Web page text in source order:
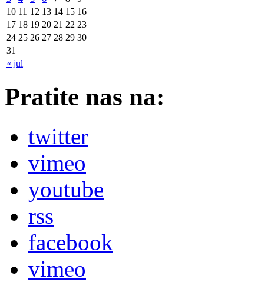
« jul
10 11 12 13 14 15 16
17 18 19 20 21 22 23
24 25 26 27 28 29 30
31
Pratite nas na:
twitter
vimeo
youtube
rss
facebook
vimeo